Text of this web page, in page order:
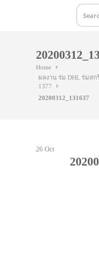
Home
ผลงาน ร่ม DHL ร่มสก
1377
20200312_131637
26 Oct